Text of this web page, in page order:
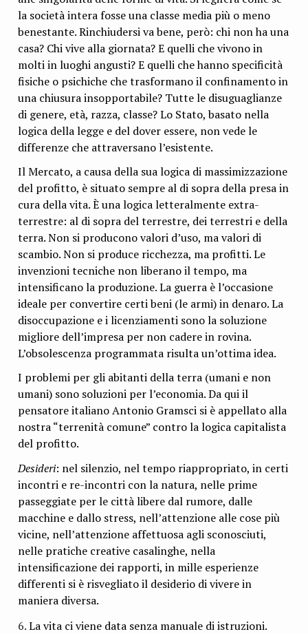
la società intera fosse una classe media più o meno
benestante. Rinchiudersi va bene, però: chi non ha una
casa? Chi vive alla giornata? E quelli che vivono in
molti in luoghi angusti? E quelli che hanno specificità
fisiche o psichiche che trasformano il confinamento in
una chiusura insopportabile? Tutte le disuguaglianze
di genere, età, razza, classe? Lo Stato, basato nella
logica della legge e del dover essere, non vede le
differenze che attraversano l’esistente.
Il Mercato, a causa della sua logica di massimizzazione
del profitto, è situato sempre al di sopra della presa in
cura della vita. È una logica letteralmente extra-
terrestre: al di sopra del terrestre, dei terrestri e della
terra. Non si producono valori d’uso, ma valori di
scambio. Non si produce ricchezza, ma profitti. Le
invenzioni tecniche non liberano il tempo, ma
intensificano la produzione. La guerra è l’occasione
ideale per convertire certi beni (le armi) in denaro. La
disoccupazione e i licenziamenti sono la soluzione
migliore dell’impresa per non cadere in rovina.
L’obsolescenza programmata risulta un’ottima idea.
I problemi per gli abitanti della terra (umani e non
umani) sono soluzioni per l’economia. Da qui il
pensatore italiano Antonio Gramsci si è appellato alla
nostra “terrenità comune” contro la logica capitalista
del profitto.
Desideri: nel silenzio, nel tempo riappropriato, in certi
incontri e re-incontri con la natura, nelle prime
passeggiate per le città libere dal rumore, dalle
macchine e dallo stress, nell’attenzione alle cose più
vicine, nell’attenzione affettuosa agli sconosciuti,
nelle pratiche creative casalinghe, nella
intensificazione dei rapporti, in mille esperienze
differenti si è risvegliato il desiderio di vivere in
maniera diversa.
La vita ci viene data senza manuale di istruzioni.